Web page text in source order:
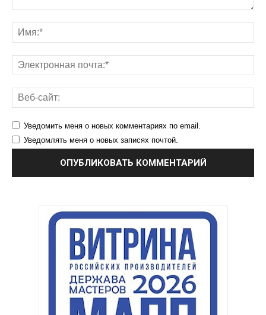
Уведомить меня о новых комментариях по email.
Уведомлять меня о новых записях почтой.